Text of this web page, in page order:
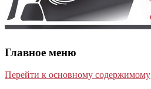
Главное меню
Перейти к основному содержимому